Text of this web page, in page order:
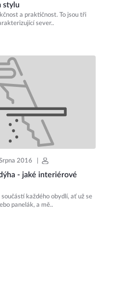
stylu
a praktičnost. To jsou tři
sever..
2016
- jaké interiérové
každého obydlí, ať už se
panelák, a mě..